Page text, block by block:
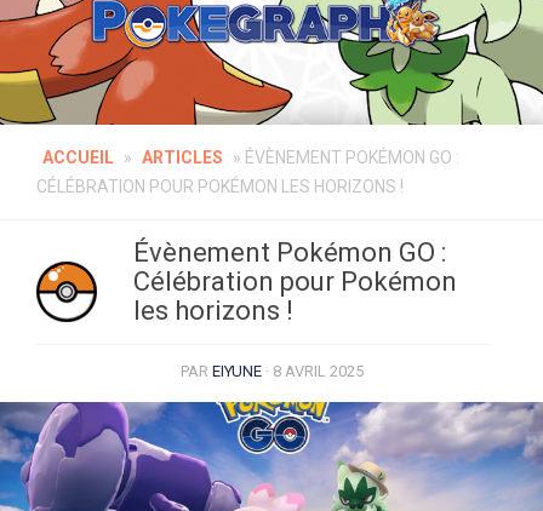
ACCUEIL » ARTICLES » ÉVÈNEMENT POKÉMON GO :
CÉLÉBRATION POUR POKÉMON LES HORIZONS !
Évènement Pokémon GO :
Célébration pour Pokémon
les horizons !
PAR EIYUNE · 8 AVRIL 2025